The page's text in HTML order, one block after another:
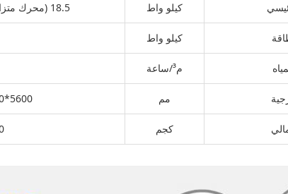
كيلو واط 18.5 (محرك متزامن مغناطيسي دائم)
كيلو واط
م³/ساعة
مم 5600*3600*3500
كجم